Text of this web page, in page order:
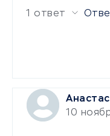
1 ответ
10